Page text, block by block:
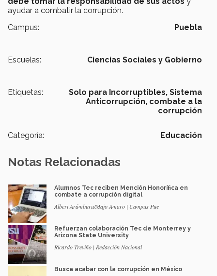
ayudar a combatir la corrupción.
Campus:
Puebla
Escuelas: Ciencias Sociales y Gobierno
Etiquetas: Solo para Incorruptibles, Sistema
Anticorrupción, combate a la
corrupción
Categoría: Educación
Notas Relacionadas
Alumnos Tec reciben Mención Honorífica en
combate a corrupción digital
Albert Arámburu/Majo Amaro | Campus Pue
Refuerzan colaboración Tec de Monterrey y
Arizona State University
Ricardo Treviño | Redacción Nacional
Busca acabar con la corrupción en México